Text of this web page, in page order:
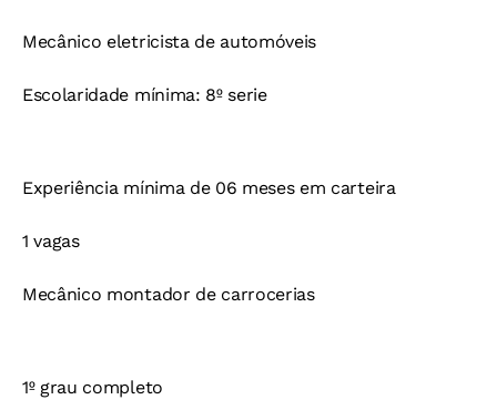
Mecânico eletricista de automóveis
Escolaridade mínima: 8º serie
Experiência mínima de 06 meses em carteira
1 vagas
Mecânico montador de carrocerias
1º grau completo